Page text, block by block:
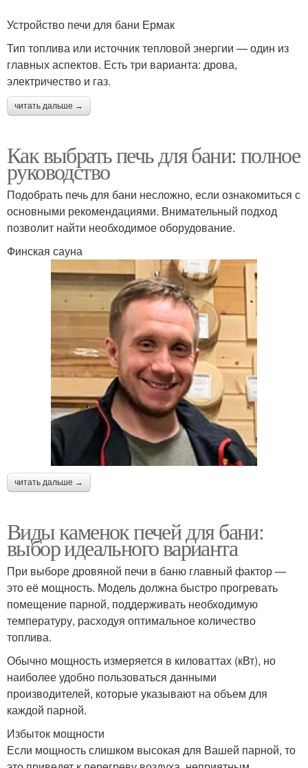
Устройство печи для бани Ермак
Тип топлива или источник тепловой энергии — один из
главных аспектов. Есть три варианта: дрова,
электричество и газ.
читать дальше →
Как выбрать печь для бани: полное
руководство
Подобрать печь для бани несложно, если ознакомиться с
основными рекомендациями. Внимательный подход
позволит найти необходимое оборудование.
Финская сауна
читать дальше →
Виды каменок печей для бани:
выбор идеального варианта
При выборе дровяной печи в баню главный фактор —
это её мощность. Модель должна быстро прогревать
помещение парной, поддерживать необходимую
температуру, расходуя оптимальное количество
топлива.
Обычно мощность измеряется в киловаттах (кВт), но
наиболее удобно пользоваться данными
производителей, которые указывают на объем для
каждой парной.
Избыток мощности
Если мощность слишком высокая для Вашей парной, то